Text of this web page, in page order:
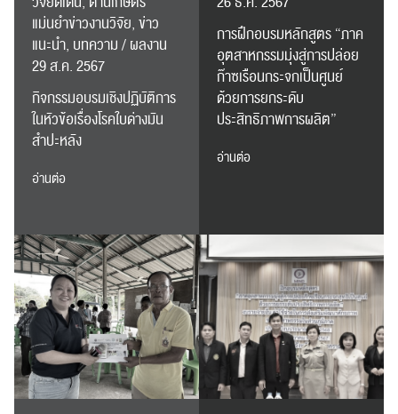
แม่นยำข่าวงานวิจัย, ข่าว
แนะนำ, บทความ / ผลงาน
29 ส.ค. 2567
กิจกรรมอบรมเชิงปฏิบัติการ
ในหัวข้อเรื่องโรคใบด่างมัน
สำปะหลัง
อ่านต่อ
การฝึกอบรมหลักสูตร “ภาค
อุตสาหกรรมมุ่งสู่การปล่อย
ก๊าซเรือนกระจกเป็นศูนย์
ด้วยการยกระดับ
ประสิทธิภาพการผลิต”
อ่านต่อ